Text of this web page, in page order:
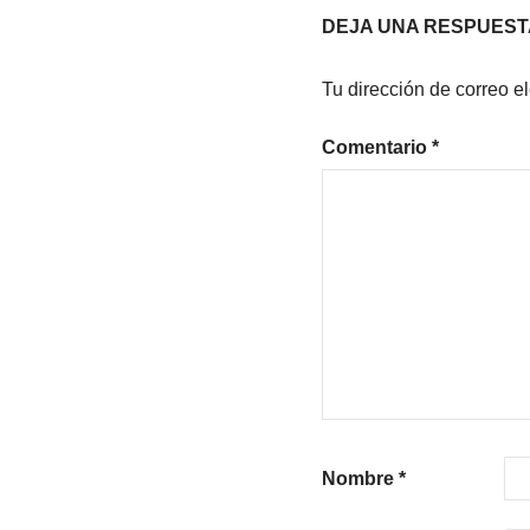
DEJA UNA
Tu dirección de correo
Comentario *
Nombre *